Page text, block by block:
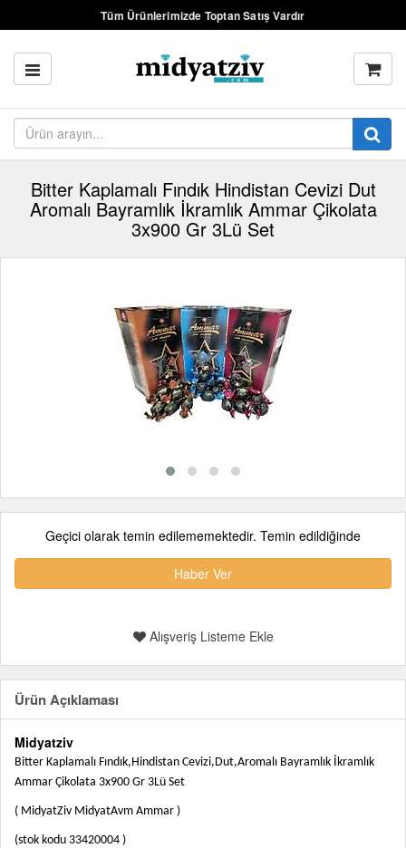
Tüm Ürünlerimizde Toptan Satış Vardır
Bitter Kaplamalı Fındık Hindistan Cevizi Dut
Aromalı Bayramlık İkramlık Ammar Çikolata
3x900 Gr 3Lü Set
Geçici olarak temin edilememektedir. Temin edildiğinde
Haber Ver
Alışveriş Listeme Ekle
Ürün Açıklaması
Midyatziv
Bitter Kaplamalı Fındık,Hindistan Cevizi,Dut,Aromalı Bayramlık İkramlık
Ammar Çikolata 3x900 Gr 3Lü Set
( MidyatZiv MidyatAvm Ammar )
(stok kodu 33420004 )